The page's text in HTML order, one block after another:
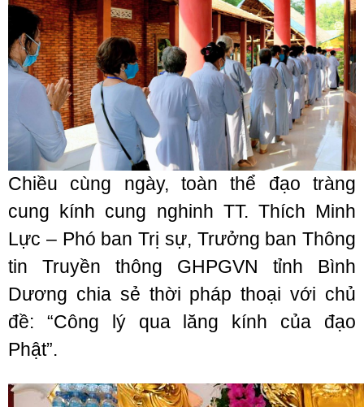
Chiều cùng ngày, toàn thể đạo tràng
cung kính cung nghinh TT. Thích Minh
Lực – Phó ban Trị sự, Trưởng ban Thông
tin Truyền thông GHPGVN tỉnh Bình
Dương chia sẻ thời pháp thoại với chủ
đề: “Công lý qua lăng kính của đạo
Phật”.